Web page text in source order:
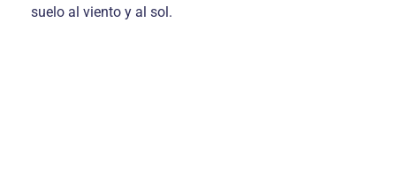
suelo al viento y al sol.